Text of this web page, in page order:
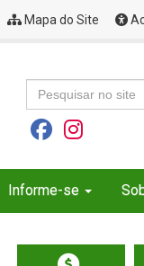
Mapa do Site
Informe-se